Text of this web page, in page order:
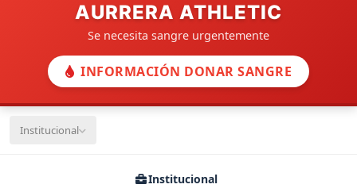
AURRERA ATHLETIC
Se necesita sangre urgentemente
INFORMACIÓN DONAR SANGRE
Institucional
Institucional